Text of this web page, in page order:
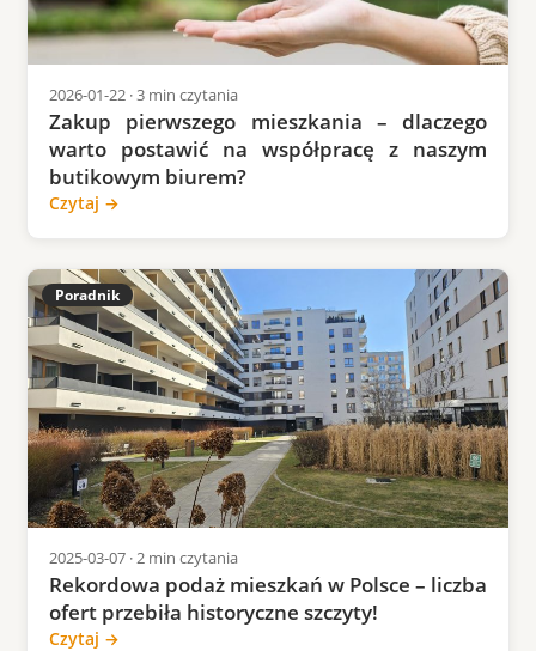
2026-01-22 · 3 min czytania
Zakup pierwszego mieszkania – dlaczego
warto postawić na współpracę z naszym
butikowym biurem?
Czytaj →
Poradnik
2025-03-07 · 2 min czytania
Rekordowa podaż mieszkań w Polsce – liczba
ofert przebiła historyczne szczyty!
Czytaj →